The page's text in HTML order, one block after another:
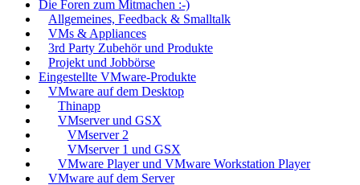
Die Foren zum Mitmachen :-)
Allgemeines, Feedback & Smalltalk
VMs & Appliances
3rd Party Zubehör und Produkte
Projekt und Jobbörse
Eingestellte VMware-Produkte
VMware auf dem Desktop
Thinapp
VMserver und GSX
VMserver 2
VMserver 1 und GSX
VMware Player und VMware Workstation Player
VMware auf dem Server